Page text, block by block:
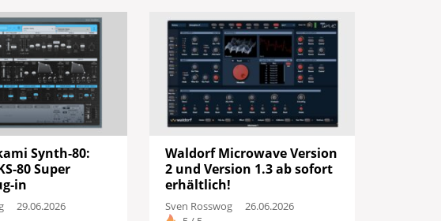
Synth-80:
80 Super
in
29.06.2026
Waldorf Microwave Version
2 und Version 1.3 ab sofort
erhältlich!
Sven Rosswog
26.06.2026